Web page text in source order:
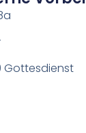
Gottesdienst